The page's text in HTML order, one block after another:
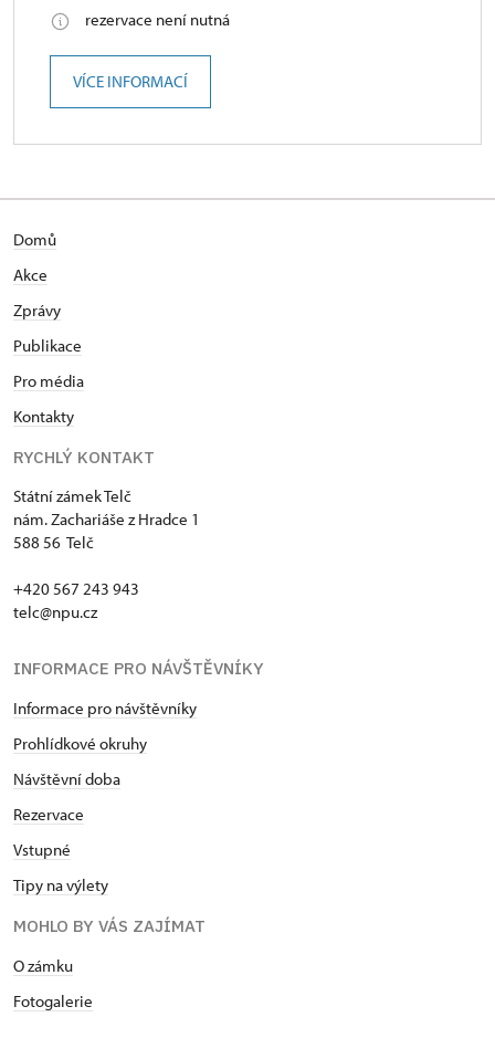
rezervace není nutná
VÍCE INFORMACÍ
Domů
Akce
Zprávy
Publikace
Pro média
Kontakty
RYCHLÝ KONTAKT
Státní zámek Telč
nám. Zachariáše z Hradce 1
588 56 Telč
+420 567 243 943
telc@npu.cz
INFORMACE PRO NÁVŠTĚVNÍKY
Informace pro návštěvníky
Prohlídkové okruhy
Návštěvní doba
Rezervace
Vstupné
Tipy na výlety
MOHLO BY VÁS ZAJÍMAT
O zámku
Fotogalerie